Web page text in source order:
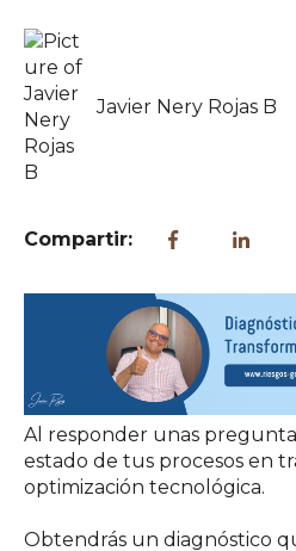
Javier Nery Rojas B
Compartir:
Al responder unas
estado de tus procesos en
optimización tecnológica.
Obtendrás un diagnóstico